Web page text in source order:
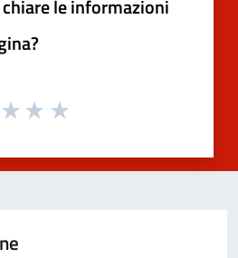
le informazioni